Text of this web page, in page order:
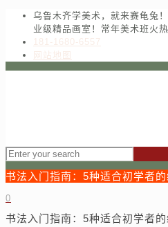
乌鲁木齐学美术，就来赛龟兔
业级精品画室！常年美术班火
181-1680-6557
网站地图
书法入门指南：5种适合初学者
0
书法入门指南：5种适合初学者